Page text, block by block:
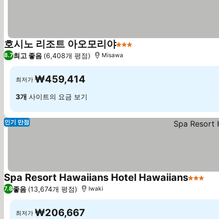
호시노 리조트 아오모리야3 성급
8.7최고 좋음 (6,408개 평점) Misawa
최저가 ₩459,414
3개 사이트의 요금 보기
인기 만점
Spa Resort Hawaiians Hotel Hawaiians3 성급
7.8좋음 (13,674개 평점) Iwaki
최저가 ₩206,667